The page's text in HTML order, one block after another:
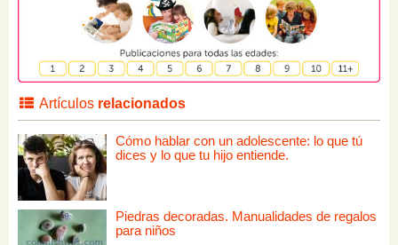
Artículos relacionados
Cómo hablar con un adolescente: lo que tú
dices y lo que tu hijo entiende.
Piedras decoradas. Manualidades de regalos
para niños